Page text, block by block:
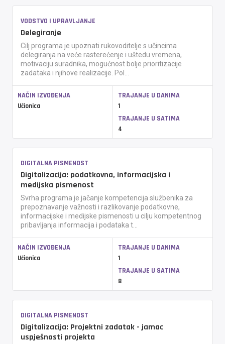
VODSTVO I UPRAVLJANJE
Delegiranje
Cilj programa je upoznati rukovoditelje s učincima
delegiranja na veće rasterećenje i uštedu vremena,
motivaciju suradnika, mogućnost bolje prioritizacije
zadataka i njihove realizacije. Pol...
NAČIN IZVOĐENJA
Učionica
TRAJANJE U DANIMA
1
TRAJANJE U SATIMA
4
DIGITALNA PISMENOST
Digitalizacija: podatkovna, informacijska i
medijska pismenost
Svrha programa je jačanje kompetencija službenika za
prepoznavanje važnosti i razlikovanje podatkovne,
informacijske i medijske pismenosti u cilju kompetentnog
pribavljanja informacija i podataka t...
NAČIN IZVOĐENJA
Učionica
TRAJANJE U DANIMA
1
TRAJANJE U SATIMA
8
DIGITALNA PISMENOST
Digitalizacija: Projektni zadatak - jamac
uspješnosti projekta